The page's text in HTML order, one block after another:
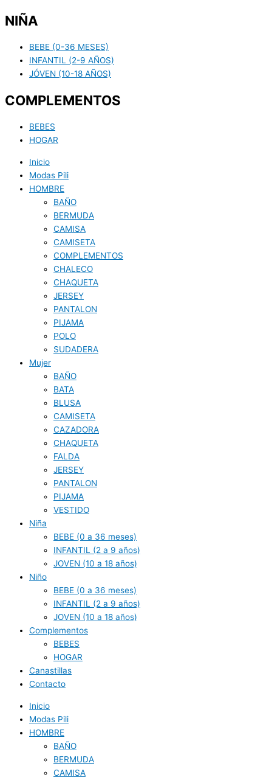
NIÑA
BEBE (0-36 MESES)
INFANTIL (2-9 AÑOS)
JÓVEN (10-18 AÑOS)
COMPLEMENTOS
BEBES
HOGAR
Inicio
Modas Pili
HOMBRE
BAÑO
BERMUDA
CAMISA
CAMISETA
COMPLEMENTOS
CHALECO
CHAQUETA
JERSEY
PANTALON
PIJAMA
POLO
SUDADERA
Mujer
BAÑO
BATA
BLUSA
CAMISETA
CAZADORA
CHAQUETA
FALDA
JERSEY
PANTALON
PIJAMA
VESTIDO
Niña
BEBE (0 a 36 meses)
INFANTIL (2 a 9 años)
JOVEN (10 a 18 años)
Niño
BEBE (0 a 36 meses)
INFANTIL (2 a 9 años)
JOVEN (10 a 18 años)
Complementos
BEBES
HOGAR
Canastillas
Contacto
Inicio
Modas Pili
HOMBRE
BAÑO
BERMUDA
CAMISA